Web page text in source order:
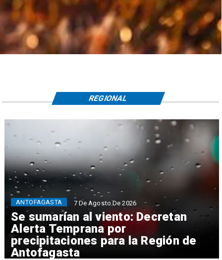
Se sumarían al viento: Decretan
Alerta Temprana por
precipitaciones para la Región de
Antofagasta
ANTOFAGASTA 7 De Agosto De 2026
REGIONAL